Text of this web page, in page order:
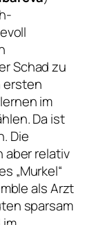
Schad zu
ersten
im
Da ist
Die
aber relativ
„Murkel“
als Arzt
sparsam